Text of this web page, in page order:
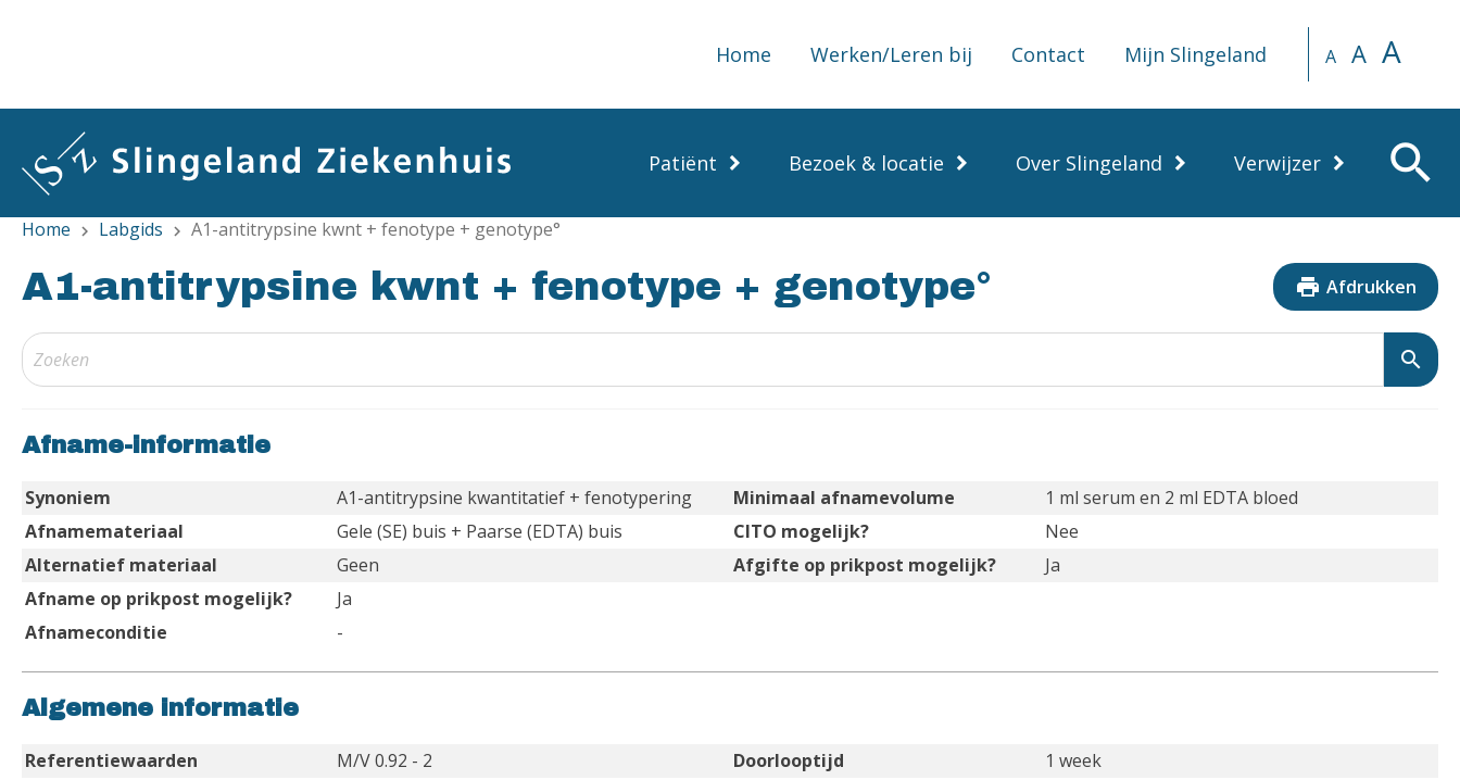
Home Werken/Leren bij Contact Mijn Slingeland A A A
Patiënt Bezoek & locatie Over Slingeland Verwijzer search
Home chevron_right Labgids chevron_right A1-antitrypsine kwnt + fenotype + genotype°
A1-antitrypsine kwnt + fenotype + genotype° print Afdrukken
search
Afname-informatie
Synoniem A1-antitrypsine kwantitatief + fenotypering Minimaal afnamevolume
1 ml serum en 2 ml EDTA bloed
Afnamemateriaal
Gele (SE) buis + Paarse (EDTA) buis CITO mogelijk?
Nee
Alternatief materiaal
Geen Afgifte op prikpost mogelijk?
Ja
Afname op prikpost mogelijk?
Ja
Afnameconditie
-
Algemene informatie
Referentiewaarden M/V 0.92 - 2 Doorlooptijd
1 week